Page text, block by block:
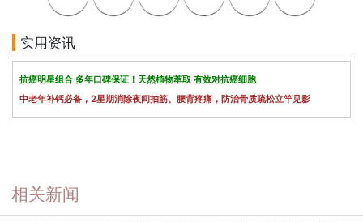
实用资讯
抗癌明星组合 多年口碑保证！天然植物萃取 有效对抗癌细胞
中老年补钙必备，2星期消除夜间抽筋、腰背疼痛，防治骨质疏松立竿见影
相关新闻